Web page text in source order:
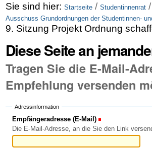
Sie sind hier: Startseite / Studentinnenrat /
Ausschuss Grundordnungen der Studentinnen-
9. Sitzung Projekt Ordnung
Diese Seite an
Tragen Sie die E-Mail-
Empfehlung versenden
Adressinformation
Empfängeradresse (E-Mail)
Die E-Mail-Adresse, an die Sie den Link